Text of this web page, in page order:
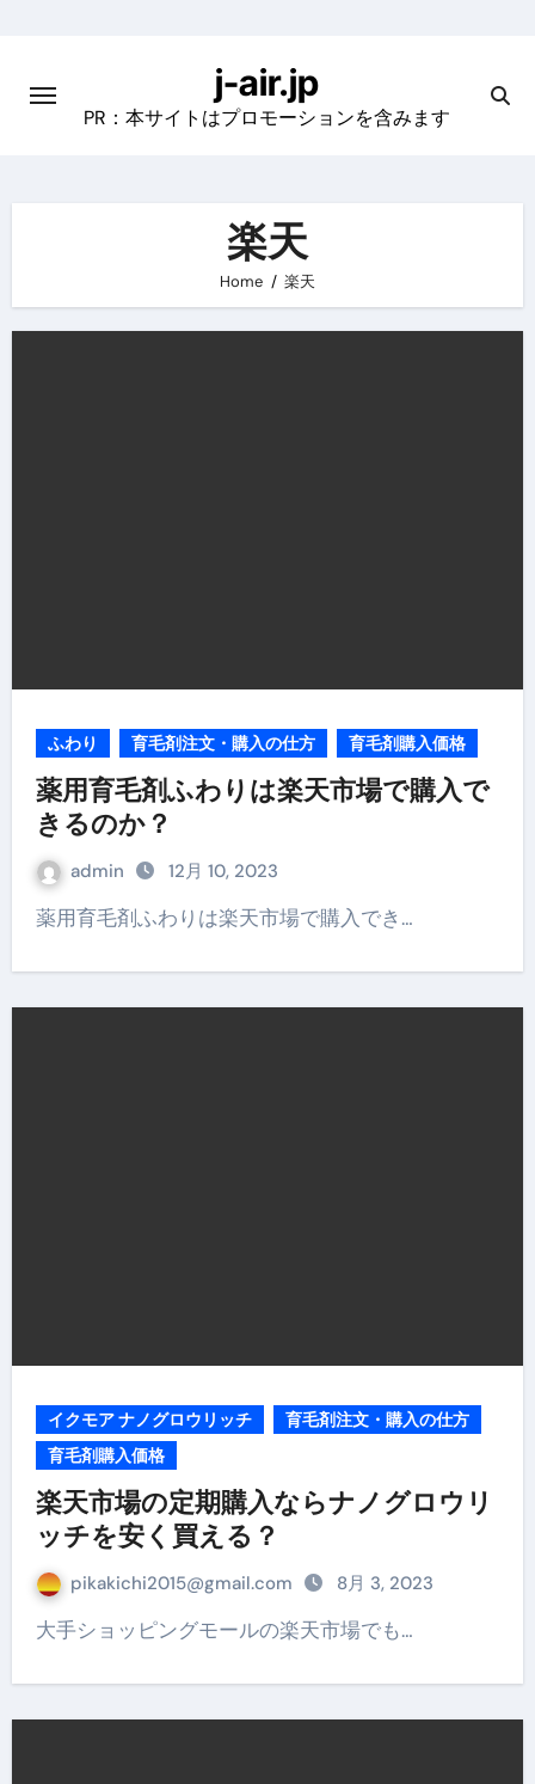
content
j-air.jp
PR：本サイトはプロモーションを含みます
楽天
Home 楽天
ふわり 育毛剤注文・購入の仕方 育毛剤購入価格
薬用育毛剤ふわりは楽天市場で購入で
きるのか？
admin 12月 10, 2023
薬用育毛剤ふわりは楽天市場で購入でき…
イクモア ナノグロウリッチ
育毛剤注文・購入の仕方
育毛剤購入価格
楽天市場の定期購入ならナノグロウリ
ッチを安く買える？
pikakichi2015@gmail.com 8月 3, 2023
大手ショッピングモールの楽天市場でも…